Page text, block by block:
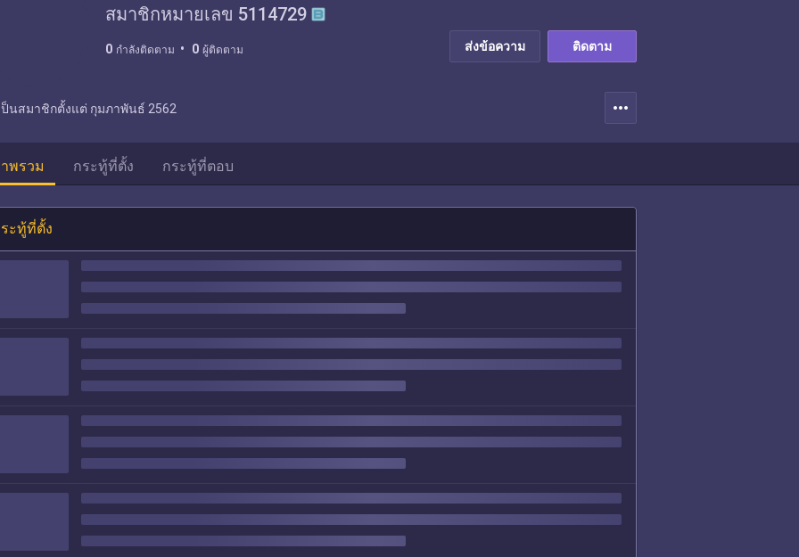
สมาชิกหมายเลข 5114729
0 กำลังติดตาม 0 ผู้ติดตาม ส่งข้อความ ติดตาม
ป็นสมาชิกตั้งแต่ กุมภาพันธ์ 2562 more_horiz
พรวม กระทู้ที่ตั้ง กระทู้ที่ตอบ
ะทู้ที่ตั้ง